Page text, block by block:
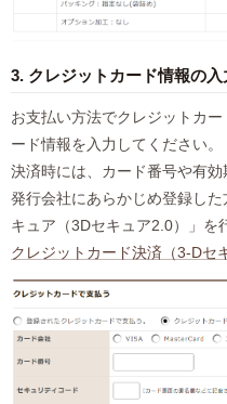
3. クレジットカード情報の入
お支払い方法でクレジットカ
ード情報を入力してください。
決済時には、カード番号や有
発行会社にあらかじめ登録し
キュア（3Dセキュア2.0）」を
クレジットカード決済（3-Dセ